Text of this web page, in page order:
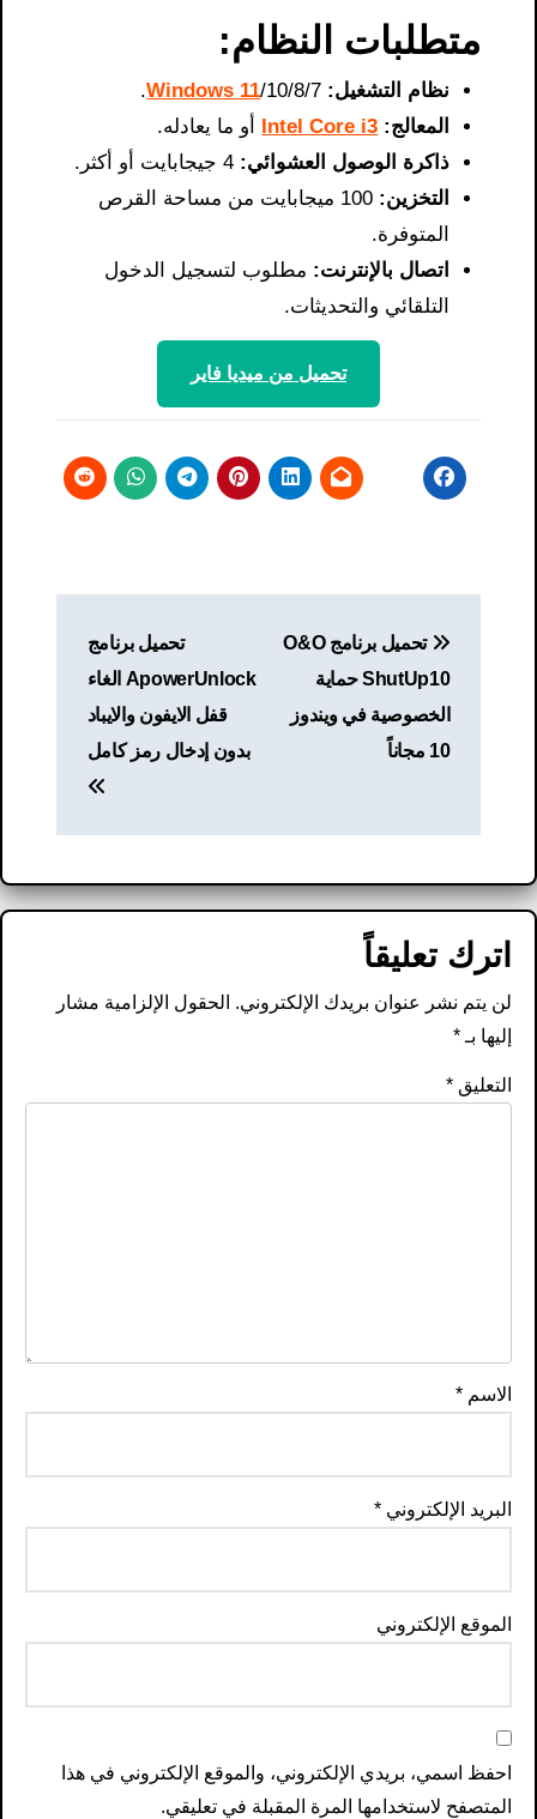
متطلبات النظام:
نظام التشغيل: Windows 11/10/8/7.
المعالج: Intel Core i3
أو ما يعادله.
ذاكرة الوصول العشوائي:
التخزين:
100 ميجابايت من مساحة القرص
المتوفرة.
اتصال بالإنترنت: مطلوب لتسجيل الدخول
التلقائي والتحديثات.
تحميل من ميديا ​​فاير
المقالات
تحميل برنامج O&O
ShutUp10 حماية
الخصوصية في ويندوز
10 مجاناً
تحميل برنامج
ApowerUnlock الغاء
قفل الايفون والايباد
بدون إدخال رمز كامل
اترك تعليقاً
لن يتم نشر عنوان بريدك الإلكتروني. الحقول الإلزامية مشار
إليها بـ*
التعليق*
الاسم*
البريد الإلكتروني*
الموقع الإلكتروني
احفظ اسمي، بريدي الإلكتروني، والموقع الإلكتروني في هذا
المتصفح لاستخدامها المرة المقبلة في تعليقي.